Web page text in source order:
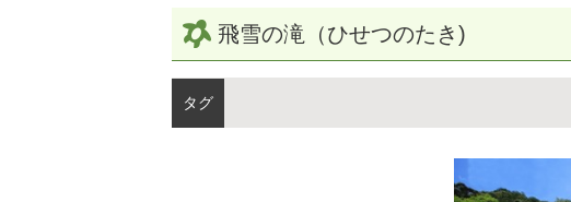
飛雪の滝（ひせつのたき)